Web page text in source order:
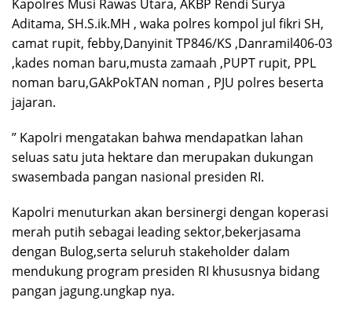
Kapolres Musi Rawas Utara, AKBP Rendi Surya
Aditama, SH.S.ik.MH , waka polres kompol jul fikri SH,
camat rupit, febby,Danyinit TP846/KS ,Danramil406-03
,kades noman baru,musta zamaah ,PUPT rupit, PPL
noman baru,GAkPokTAN noman , PJU polres beserta
jajaran.
‎” Kapolri mengatakan bahwa mendapatkan lahan
seluas satu juta hektare dan merupakan dukungan
swasembada pangan nasional presiden RI.
‎Kapolri menuturkan akan bersinergi dengan koperasi
merah putih sebagai leading sektor,bekerjasama
dengan Bulog,serta seluruh stakeholder dalam
mendukung program presiden RI khususnya bidang
pangan jagung.ungkap nya.